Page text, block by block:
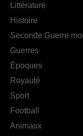
Littérature
Histoire
Seconde Guerre
Guerres
Époques
Royauté
Sport
Football
Animaux